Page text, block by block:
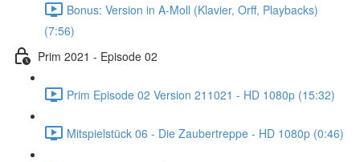
Bonus: Version in A-Moll (Klavier, Orff, Playbacks)
(7:56)
Prim 2021 - Episode 02
Prim Episode 02 Version 211021 - HD 1080p (15:32)
Mitspielstück 06 - Die Zaubertreppe - HD 1080p (0:46)